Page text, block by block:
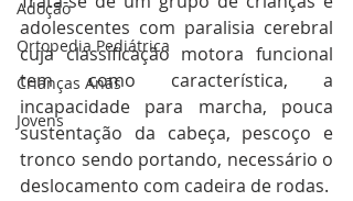
Adoção
Ortopedia Pediátrica
Crianças Anãs
Jovens
adolescentes com paralisia cerebral
cuja classificação motora funcional
tem como característica, a
incapacidade para marcha, pouca
sustentação da cabeça, pescoço e
tronco sendo portando, necessário o
deslocamento com cadeira de rodas.